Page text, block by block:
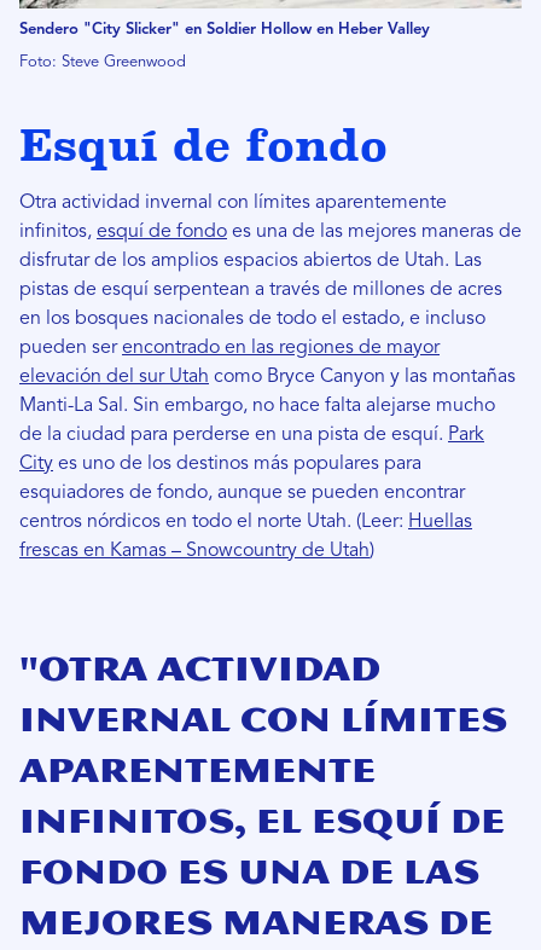
Sendero "City Slicker" en Soldier Hollow en Heber Valley
Foto: Steve Greenwood
Esquí de fondo
Otra actividad invernal con límites aparentemente
infinitos, esquí de fondo es una de las mejores maneras de
disfrutar de los amplios espacios abiertos de Utah. Las
pistas de esquí serpentean a través de millones de acres
en los bosques nacionales de todo el estado, e incluso
pueden serencontrado en las regiones de mayor
elevación del sur Utah como Bryce Canyon y las montañas
Manti-La Sal. Sin embargo, no hace falta alejarse mucho
de la ciudad para perderse en una pista de esquí. Park
City es uno de los destinos más populares para
esquiadores de fondo, aunque se pueden encontrar
centros nórdicos en todo el norte Utah. (Leer: Huellas
frescas en Kamas – Snowcountry de Utah)
"Otra actividad
invernal con límites
aparentemente
infinitos, el esquí de
fondo es una de las
mejores maneras de